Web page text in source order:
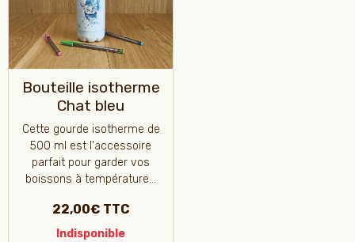
Bouteille isotherme
Chat bleu
Cette gourde isotherme de
500 ml est l'accessoire
parfait pour garder vos
boissons à température...
22,00€ TTC
Indisponible